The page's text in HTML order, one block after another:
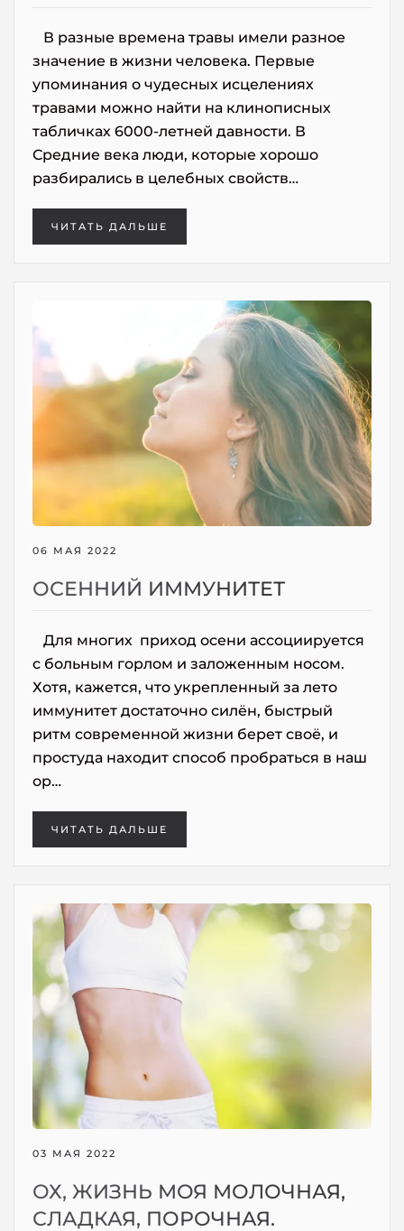
В разные времена травы имели разное
значение в жизни человека. Первые
упоминания о чудесных исцелениях
травами можно найти на клинописных
табличках 6000-летней давности. В
Средние века люди, которые хорошо
разбирались в целебных свойств…
ЧИТАТЬ ДАЛЬШЕ
06 МАЯ 2022
ОСЕННИЙ ИММУНИТЕТ
Для многих приход осени ассоциируется
с больным горлом и заложенным носом.
Хотя, кажется, что укрепленный за лето
иммунитет достаточно силён, быстрый
ритм современной жизни берет своё, и
простуда находит способ пробраться в наш
ор…
ЧИТАТЬ ДАЛЬШЕ
03 МАЯ 2022
ОХ, ЖИЗНЬ МОЯ МОЛОЧНАЯ,
СЛАДКАЯ, ПОРОЧНАЯ.